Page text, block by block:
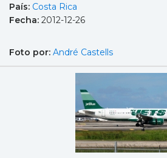
País: Costa Rica
Fecha: 2012-12-26
Foto por: André Castells